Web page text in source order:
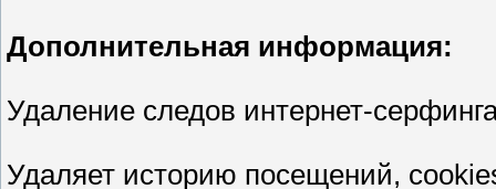
Дополнительная информация:
Удаление следов интернет-
Удаляет историю посещений,